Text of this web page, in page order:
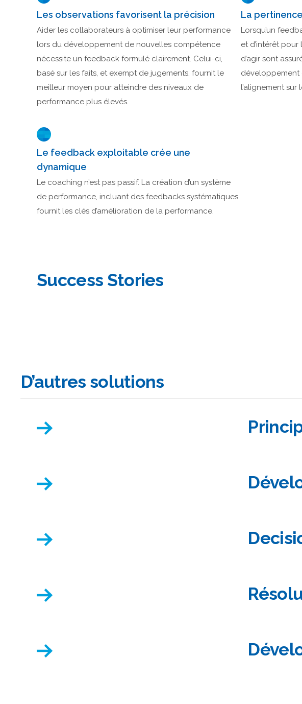
Les observations favorisent la précision
Aider les collaborateurs à optimiser leur performance
lors du développement de nouvelles compétence
nécessite un feedback formulé clairement. Celui-ci,
basé sur les faits, et exempt de jugements, fournit le
meilleur moyen pour atteindre des niveaux de
performance plus élevés.
La
Lorsqu’un
et d’intérêt
d’agir sont
développement
l’alignement sur
Le feedback exploitable crée une
dynamique
Le coaching n’est pas passif. La création d’un système
de performance, incluant des feedbacks systématiques
fournit les clés d’amélioration de la performance.
Success Stories
D’autres solutions